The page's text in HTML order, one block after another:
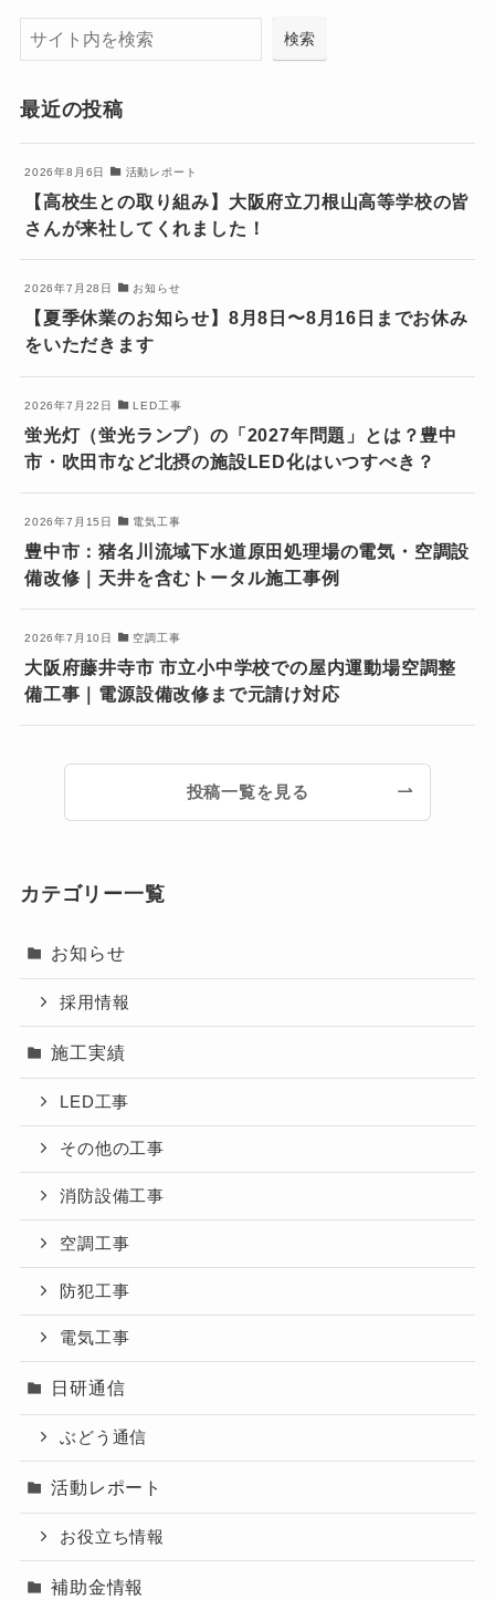
検索 検索
最近の投稿
2026年8月6日 活動レポート
【高校生との取り組み】大阪府立刀根山高等学校の皆
さんが来社してくれました！
2026年7月28日 お知らせ
【夏季休業のお知らせ】8月8日〜8月16日までお休み
をいただきます
2026年7月22日 LED工事
蛍光灯（蛍光ランプ）の「2027年問題」とは？豊中
市・吹田市など北摂の施設LED化はいつすべき？
2026年7月15日 電気工事
豊中市：猪名川流域下水道原田処理場の電気・空調設
備改修｜天井を含むトータル施工事例
2026年7月10日 空調工事
大阪府藤井寺市 市立小中学校での屋内運動場空調整
備工事｜電源設備改修まで元請け対応
投稿一覧を見る
カテゴリー一覧
お知らせ
採用情報
施工実績
LED工事
その他の工事
消防設備工事
空調工事
防犯工事
電気工事
日研通信
ぶどう通信
活動レポート
お役立ち情報
補助金情報